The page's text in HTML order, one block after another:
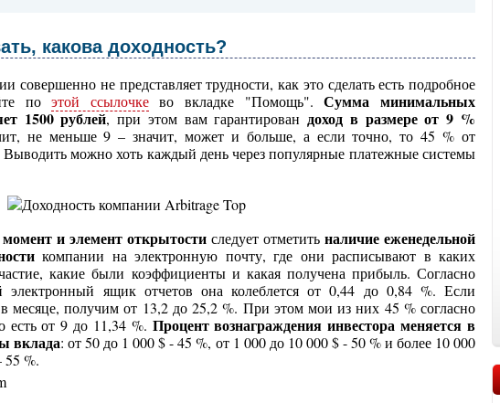
какова доходность?
совершенно не представляет трудности, как это сделать есть подробное
поэтой ссылочкево вкладке "Помощь".Сумма минимальных
1500 рублей, при этом вам гарантирован доход в размере от 9 %
не меньше 9 – значит, может и больше, а если точно, то 45 % от
можно хоть каждый день через популярные платежные системы
и элемент открытости следует отметить наличие еженедельной
компании на электронную почту, где они расписывают в каких
какие были коэффициенты и какая получена прибыль. Согласно
ящик отчетов она колеблется от 0,44 до 0,84 %. Если
месяце, получим от 13,2 до 25,2 %. При этом мои из них 45 % согласно
есть от 9 до 11,34 %. Процент вознаграждения инвестора меняется в
вклада: от 50 до 1 000 $ - 45 %, от 1 000 до 10 000 $ - 50 % и более 10 000
55 %.